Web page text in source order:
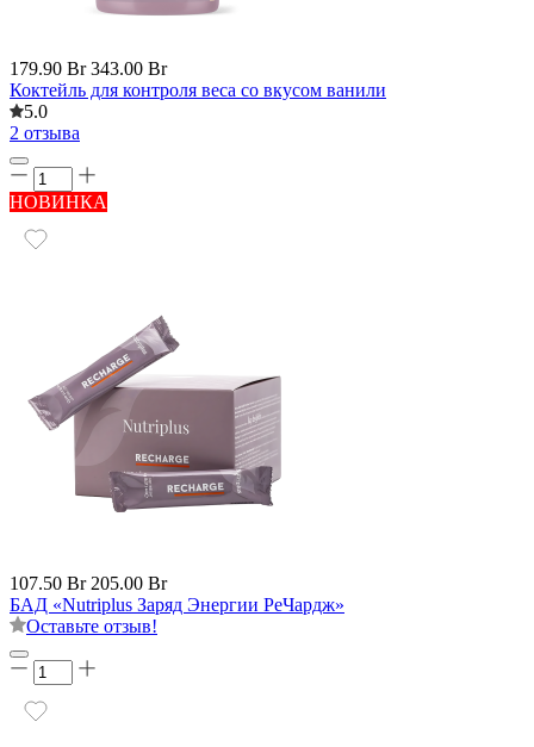
179.90 Br 343.00 Br
Коктейль для контроля веса со вкусом ванили
5.0
2 отзыва
НОВИНКА
107.50 Br 205.00 Br
БАД «Nutriplus Заряд Энергии РеЧардж»
Оставьте отзыв!